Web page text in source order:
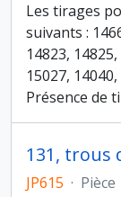
Les tirages
suivants :
14823,
15027,
Présence de
131, trous
JP615 · Pièce